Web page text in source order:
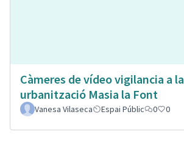
Càmeres de vídeo vigilancia a la
urbanització Masia la Font
Vanesa Vilaseca Espai Públic 0 0